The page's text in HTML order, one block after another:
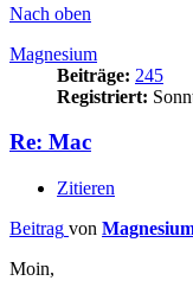
Nach oben
Magnesium
Beiträge: 245
Registriert:
Re: Mac
Zitieren
Beitrag von
Moin,